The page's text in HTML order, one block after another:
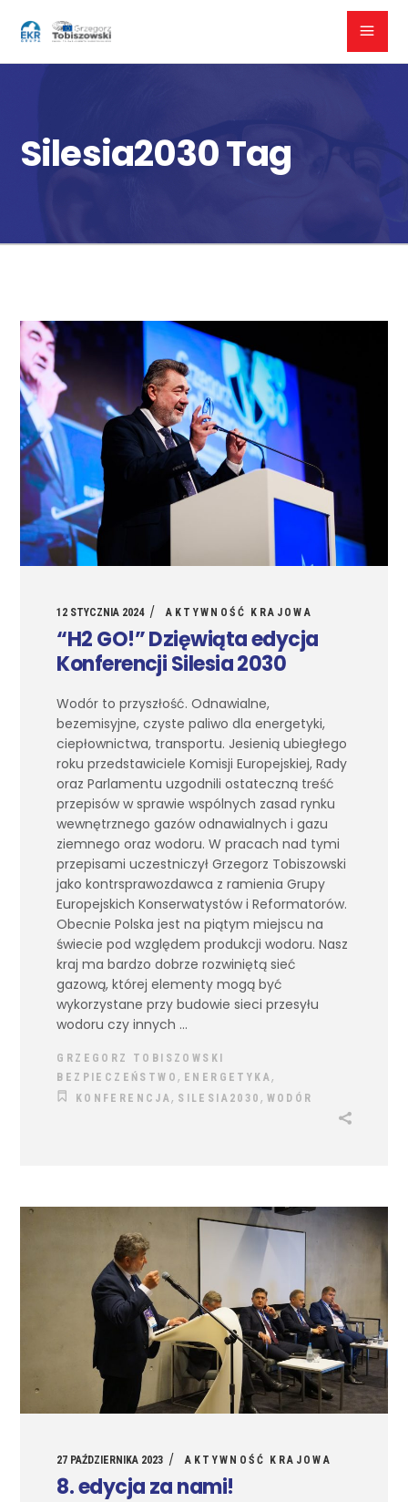
Silesia2030 Tag
12 STYCZNIA 2024 AKTYWNOŚĆ KRAJOWA
“H2 GO!” Dzięwiąta edycja
Konferencji Silesia 2030
Wodór to przyszłość. Odnawialne,
bezemisyjne, czyste paliwo dla energetyki,
ciepłownictwa, transportu. Jesienią ubiegłego
roku przedstawiciele Komisji Europejskiej, Rady
oraz Parlamentu uzgodnili ostateczną treść
przepisów w sprawie wspólnych zasad rynku
wewnętrznego gazów odnawialnych i gazu
ziemnego oraz wodoru. W pracach nad tymi
przepisami uczestniczył Grzegorz Tobiszowski
jako kontrsprawozdawca z ramienia Grupy
Europejskich Konserwatystów i Reformatorów.
Obecnie Polska jest na piątym miejscu na
świecie pod względem produkcji wodoru. Nasz
kraj ma bardzo dobrze rozwiniętą sieć
gazową, której elementy mogą być
wykorzystane przy budowie sieci przesyłu
wodoru czy innych
GRZEGORZ TOBISZOWSKI
BEZPIECZEŃSTWO , ENERGETYKA ,
KONFERENCJA , SILESIA2030 , WODÓR
27 PAŹDZIERNIKA 2023 AKTYWNOŚĆ KRAJOWA
8. edycja za nami!